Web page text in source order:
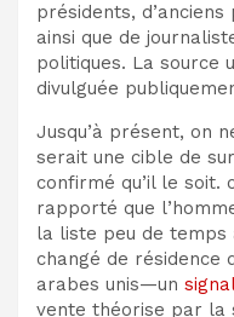
présidents,
ainsi que de
politiques. La source
divulguée
Jusqu’à présent, on
serait une cible de
confirmé qu’il le soit.
rapporté que
la liste peu de
changé de résidence
arabes unis—un
vente théorise par la